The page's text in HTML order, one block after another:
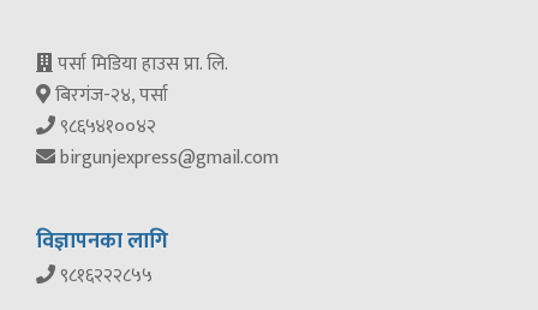
पर्सा मिडिया हाउस प्रा. लि.
बिरगंज-२४, पर्सा
९८६५४१००४२
birgunjexpress@gmail.com
विज्ञापनका लागि
९८१६२२२८५५